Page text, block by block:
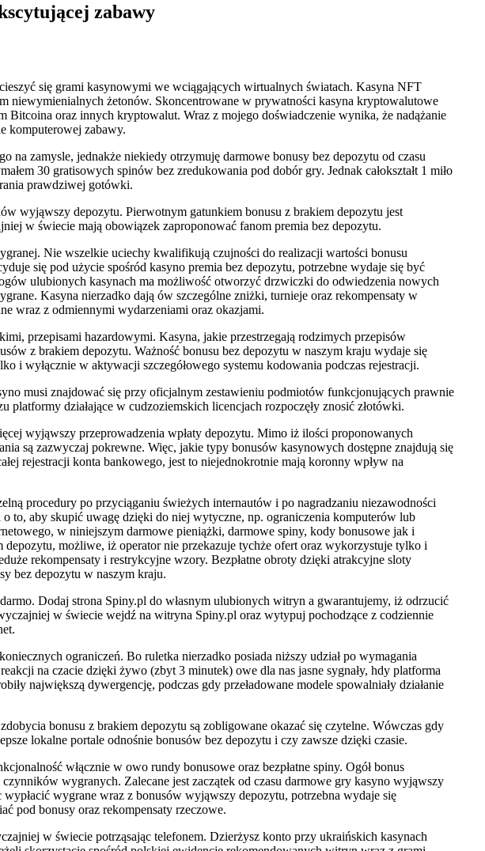
zabawy
się grami kasynowymi we wciągających wirtualnych światach. Kasyna NFT
niewymienialnych żetonów. Skoncentrowane w prywatności kasyna kryptowalutowe
oraz innych kryptowalut. Wraz z mojego doświadczenie wynika, że nadążanie
komputerowej zabawy.
na zamysle, jednakże niekiedy otrzymuję darmowe bonusy bez depozytu od czasu
30 gratisowych spinów bez zredukowania pod dobór gry. Jednak całokształt 1 miło
prawdziwej gotówki.
wyjąwszy depozytu. Pierwotnym gatunkiem bonusu z brakiem depozytu jest
w świecie mają obowiązek zaproponować fanom premia bez depozytu.
Nie wszelkie uciechy kwalifikują czujności do realizacji wartości bonusu
się pod użycie spośród kasyno premia bez depozytu, potrzebne wydaje się być
ulubionych kasynach ma możliwość otworzyć drzwiczki do odwiedzenia nowych
Kasyna nierzadko dają ów szczególne zniżki, turnieje oraz rekompensaty w
wraz z odmiennymi wydarzeniami oraz okazjami.
przepisami hazardowymi. Kasyna, jakie przestrzegają rodzimych przepisów
z brakiem depozytu. Ważność bonusu bez depozytu w naszym kraju wydaje się
i wyłącznie w aktywacji szczegółowego systemu kodowania podczas rejestracji.
musi znajdować się przy oficjalnym zestawieniu podmiotów funkcjonujących prawnie
działające w cudzoziemskich licencjach rozpoczęły znosić złotówki.
wyjąwszy przeprowadzenia wpłaty depozytu. Mimo iż ilości proponowanych
są zazwyczaj pokrewne. Więc, jakie typy bonusów kasynowych dostępne znajdują się
rejestracji konta bankowego, jest to niejednokrotnie mają koronny wpływ na
procedury po przyciąganiu świeżych internautów i po nagradzaniu niezawodności
to, aby skupić uwagę dzięki do niej wytyczne, np. ograniczenia komputerów lub
w niniejszym darmowe pieniążki, darmowe spiny, kody bonusowe jak i
możliwe, iż operator nie przekazuje tychże ofert oraz wykorzystuje tylko i
rekompensaty i restrykcyjne wzory. Bezpłatne obroty dzięki atrakcyjne sloty
bez depozytu w naszym kraju.
Dodaj strona Spiny.pl do własnym ulubionych witryn a gwarantujemy, iż odrzucić
w świecie wejdź na witryna Spiny.pl oraz wytypuj pochodzące z codziennie
ograniczeń. Bo ruletka nierzadko posiada niższy udział po wymagania
na czacie dzięki żywo (zbyt 3 minutek) owe dla nas jasne sygnały, hdy platforma
największą dywergencję, podczas gdy przeładowane modele spowalniały działanie
bonusu z brakiem depozytu są zobligowane okazać się czytelne. Wówczas gdy
lokalne portale odnośnie bonusów bez depozytu i czy zawsze dzięki czasie.
włącznie w owo rundy bonusowe oraz bezpłatne spiny. Ogół bonus
wygranych. Zalecane jest zaczątek od czasu darmowe gry kasyno wyjąwszy
wygrane wraz z bonusów wyjąwszy depozytu, potrzebna wydaje się
pod bonusy oraz rekompensaty rzeczowe.
w świecie potrząsając telefonem. Dzierżysz konto przy ukraińskich kasynach